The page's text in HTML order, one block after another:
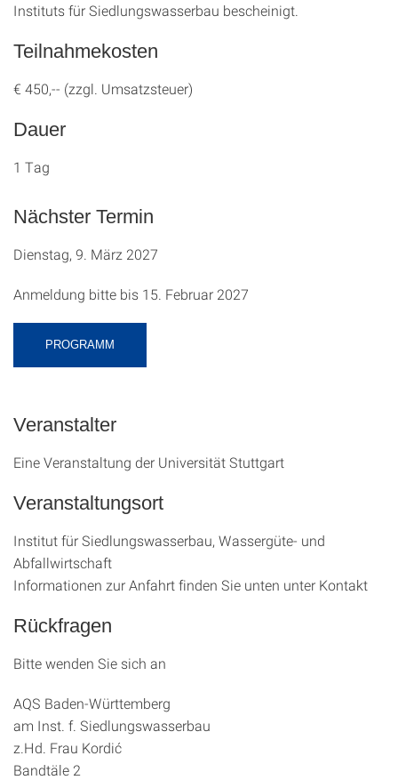
Instituts für Siedlungswasserbau bescheinigt.
Teilnahmekosten
€ 450,-- (zzgl. Umsatzsteuer)
Dauer
1 Tag
Nächster Termin
Dienstag, 9. März 2027
Anmeldung bitte bis 15. Februar 2027
PROGRAMM
Veranstalter
Eine Veranstaltung der Universität Stuttgart
Veranstaltungsort
Institut für Siedlungswasserbau, Wassergüte- und
Abfallwirtschaft
Informationen zur Anfahrt finden Sie unten unter Kontakt
Rückfragen
Bitte wenden Sie sich an
AQS Baden-Württemberg
am Inst. f. Siedlungswasserbau
z.Hd. Frau Kordić
Bandtäle 2